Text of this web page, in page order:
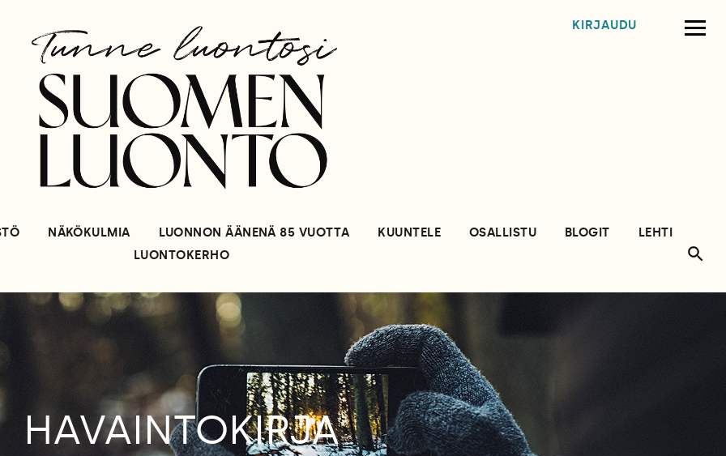
KIRJAUDU
NÄKÖKULMIA LUONNON ÄÄNENÄ 85 VUOTTA KUUNTELE OSALLISTU BLOGIT
LEHTI
LUONTOKERHO
HAVAINTOKIRJA